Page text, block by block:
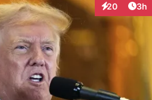
20
Interaktionen
3h